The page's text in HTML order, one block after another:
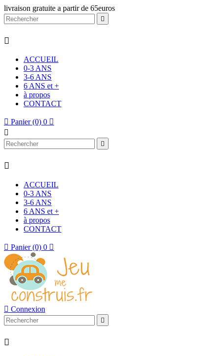
livraison gratuite a partir de 65euros


ACCUEIL
0-3 ANS
3-6 ANS
6 ANS et +
à propos
CONTACT
 Panier (0) 0 



ACCUEIL
0-3 ANS
3-6 ANS
6 ANS et +
à propos
CONTACT
 Panier (0) 0 
 Connexion

